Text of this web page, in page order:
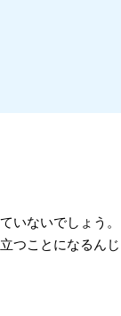
いないでしょう。
つことになるんじ